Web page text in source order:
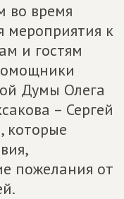
во время
мероприятия к
и гостям
Думы Олега
– Сергей
которые
пожелания от